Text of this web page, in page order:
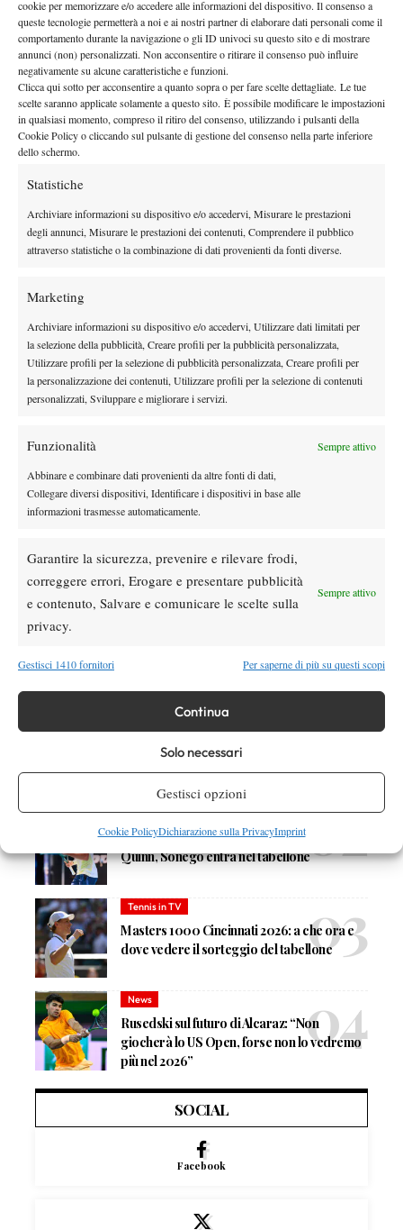
cookie per memorizzare e/o accedere alle informazioni del dispositivo. Il consenso a
queste tecnologie permetterà a noi e ai nostri partner di elaborare dati personali come il
comportamento durante la navigazione o gli ID univoci su questo sito e di mostrare
annunci (non) personalizzati. Non acconsentire o ritirare il consenso può influire
negativamente su alcune caratteristiche e funzioni.
Clicca qui sotto per acconsentire a quanto sopra o per fare scelte dettagliate. Le tue
scelte saranno applicate solamente a questo sito. È possibile modificare le impostazioni
in qualsiasi momento, compreso il ritiro del consenso, utilizzando i pulsanti della
Cookie Policy o cliccando sul pulsante di gestione del consenso nella parte inferiore
dello schermo.
Statistiche
Archiviare informazioni su dispositivo e/o accedervi, Misurare le prestazioni
degli annunci, Misurare le prestazioni dei contenuti, Comprendere il pubblico
attraverso statistiche o la combinazione di dati provenienti da fonti diverse.
Marketing
Archiviare informazioni su dispositivo e/o accedervi, Utilizzare dati limitati per
la selezione della pubblicità, Creare profili per la pubblicità personalizzata,
Utilizzare profili per la selezione di pubblicità personalizzata, Creare profili per
la personalizzazione dei contenuti, Utilizzare profili per la selezione di contenuti
personalizzati, Sviluppare e migliorare i servizi.
Funzionalità Sempre attivo
Abbinare e combinare dati provenienti da altre fonti di dati,
Collegare diversi dispositivi, Identificare i dispositivi in base alle
informazioni trasmesse automaticamente.
Garantire la sicurezza, prevenire e rilevare frodi,
correggere errori, Erogare e presentare pubblicità
e contenuto, Salvare e comunicare le scelte sulla
privacy.
Sempre attivo
Gestisci 1410 fornitori Per saperne di più su questi scopi
Continua
Solo necessari
Gestisci opzioni
Cookie PolicyDichiarazione sulla PrivacyImprint
TAGGED:Filippo Baldi
Tennis Giovanile
Nessun commento
Devi essere
DI TENDENZA
News
Masters 1000 Montreal 2026:
Bolelli/Vavassori fuori al primo turno
News
Masters 1000 Cincinnati 2026: forfait di
Quinn, Sonego entra nel tabellone
Tennis in TV
Masters 1000 Cincinnati 2026: a che ora e
dove vedere il sorteggio del tabellone
News
Rusedski sul futuro di Alcaraz: “Non
giocherà lo US Open, forse non lo vedremo
più nel 2026”
SOCIAL
Facebook